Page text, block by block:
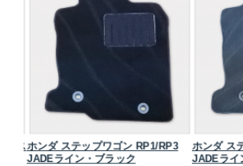
ホンダ ステップワゴン RP1/RP3
JADEライン・ブラック
ホンダ ス
JADEライ